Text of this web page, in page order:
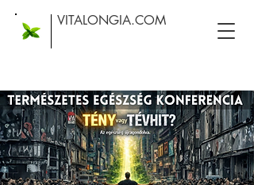
VITALONGIA.COM